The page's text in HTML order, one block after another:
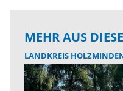
MEHR AUS
LANDKREIS